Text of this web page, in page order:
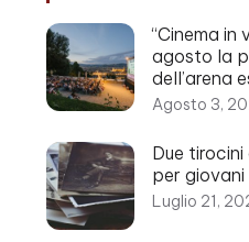
“Cinema in
agosto la
dell’arena
Agosto 3,
Due
per giovani
Luglio 21,